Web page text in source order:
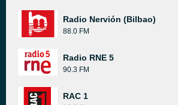
Radio Nervión (Bilbao)
88.0 FM
Radio RNE 5
90.3 FM
RAC 1